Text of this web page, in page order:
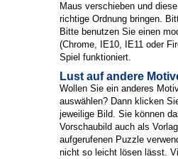
Maus verschieben und
richtige Ordnung bringen.
Bitte benutzen Sie einen
(Chrome, IE10, IE11 oder
Spiel funktioniert.
Lust auf andere
Wollen Sie ein anderes
auswählen? Dann klicken
jeweilige Bild. Sie können
Vorschaubild auch als
aufgerufenen Puzzle
nicht so leicht lösen lässt.